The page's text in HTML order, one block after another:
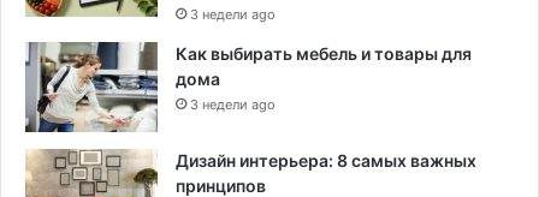
3 недели ago
Как выбирать мебель и товары для
дома
3 недели ago
Дизайн интерьера: 8 самых важных
принципов